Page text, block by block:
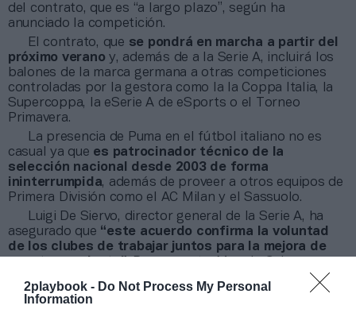
2playbook - Do Not Process My Personal
Information
del contrato, que es “a largo plazo”, según ha
anunciado la competición.
El contrato, que se pondrá en marcha a partir del
próximo verano y, además de a la Serie A, incluirá los
balones de la marca germana a otras competiciones
controladas por la gestora como la la Coppa Italia, la
Supercoppa, la eSerie A de eSports o el Torneo
Primavera.
La presencia de Puma en el fútbol italiano no es
casual ya que es patrocinador técnico de la
selección nacional desde 2003 de forma
ininterrumpida, además de proveer a otros equipos de
Primera División como el AC Milan y el Sassuolo.
Luigi De Siervo, director general de la Serie A, ha
asegurado que “este acuerdo confirma la voluntad
de los clubes de trabajar juntos para la mejora de
jefe de marketing deportivo del grupo Teamsport, ha
agregado que, desde Puma “esperamos poder disfrutar
juntos de muchas temporadas”.